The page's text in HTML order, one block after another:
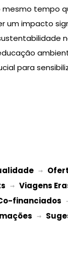
tempo
um impacto
para
→
→ Viagens
financiados
→